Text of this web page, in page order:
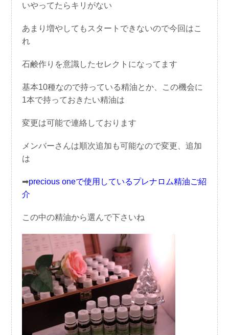
いやってたらキリがない
あまり増やしてもスタートできないので今回はこ
れ
石鹸作りを意識したセレクトになってます
基本10種なので持っている精油とか、この機会に
1本で持っておきたい精油は
変更は可能で連絡しております
メンバーさんは順次追加も可能なので変更、追加
は
➡precious oneで使用しているプレナロム精油ご紹
介
この中の精油から選んで下さいね